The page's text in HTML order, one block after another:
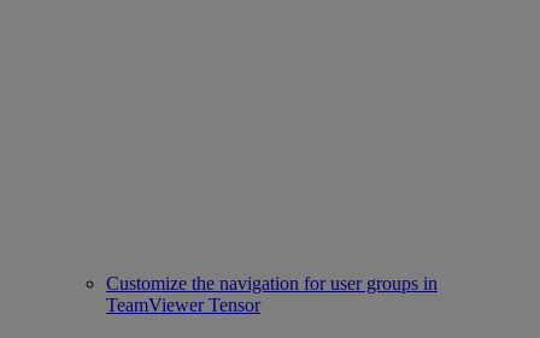
Customize the navigation for user groups in
TeamViewer Tensor